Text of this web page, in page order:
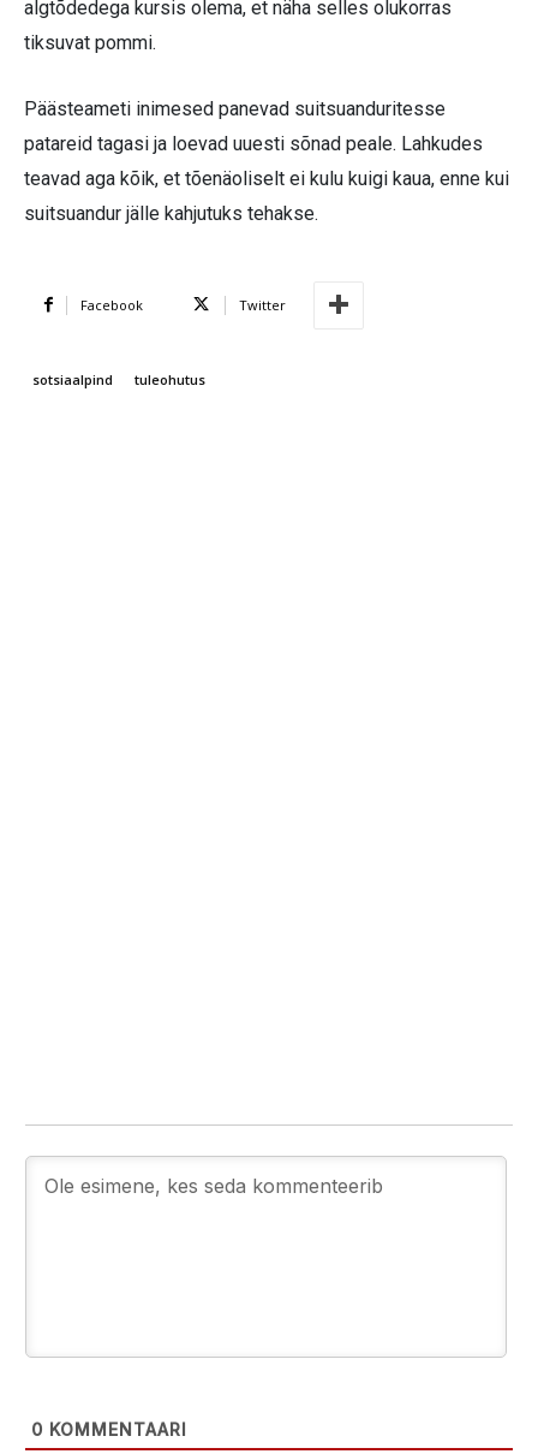
algtõdedega kursis olema, et näha selles olukorras
tiksuvat pommi.
Päästeameti inimesed panevad suitsuanduritesse
patareid tagasi ja loevad uuesti sõnad peale. Lahkudes
teavad aga kõik, et tõenäoliselt ei kulu kuigi kaua, enne kui
suitsuandur jälle kahjutuks tehakse.
Facebook Twitter
sotsiaalpind tuleohutus
0 KOMMENTAARI